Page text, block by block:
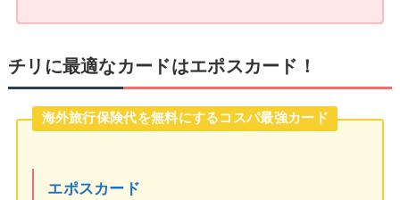
チリに最適なカードはエポスカード！
海外旅行保険代を無料にするコスパ最強カード
エポスカード